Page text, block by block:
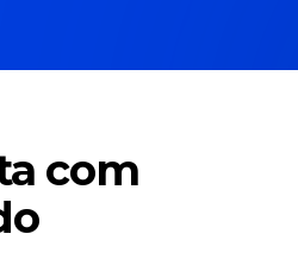
com